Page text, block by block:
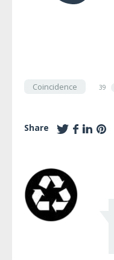
Coincidence 39
Share